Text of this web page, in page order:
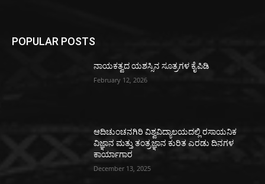
POPULAR POSTS
ನಾಯಕತ್ವದ ಯಶಸ್ಸಿನ ಸೂತ್ರಗಳ ಕೈಪಿಡಿ
February 12, 2026
ಆದಿಚುಂಚನಗಿರಿ ವಿಶ್ವವಿದ್ಯಾಲಯದಲ್ಲಿ ರಸಾಯನಿಕ
ವಿಜ್ಞಾನ ಮತ್ತು ತಂತ್ರಜ್ಞಾನ ಕುರಿತ ಎರಡು ದಿನಗಳ
ಕಾರ್ಯಾಗಾರ
December 13, 2025